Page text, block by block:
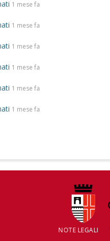
1 mese fa
1 mese fa
1 mese fa
1 mese fa
1 mese fa
1 mese fa
NOTE LEGALI